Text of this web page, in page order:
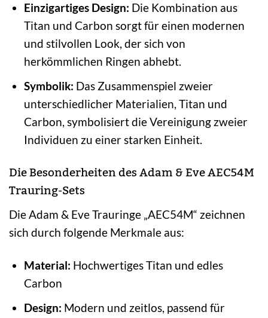
Einzigartiges Design: Die Kombination aus
Titan und Carbon sorgt für einen modernen
und stilvollen Look, der sich von
herkömmlichen Ringen abhebt.
Symbolik: Das Zusammenspiel zweier
unterschiedlicher Materialien, Titan und
Carbon, symbolisiert die Vereinigung zweier
Individuen zu einer starken Einheit.
Die Besonderheiten des Adam & Eve AEC54M
Trauring-Sets
Die Adam & Eve Trauringe „AEC54M“ zeichnen
sich durch folgende Merkmale aus:
Material: Hochwertiges Titan und edles
Carbon
Design: Modern und zeitlos, passend für